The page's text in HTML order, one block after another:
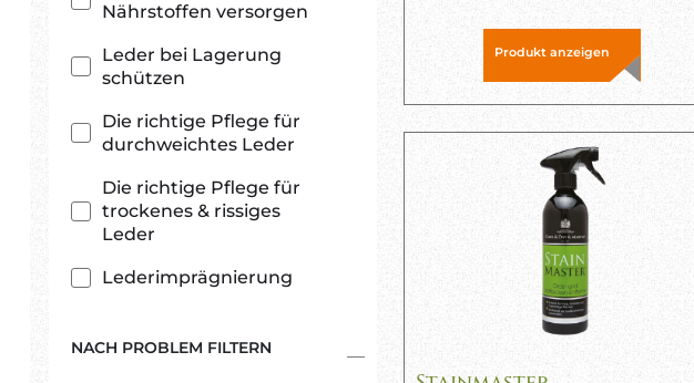
Nährstoffen versorgen
Leder bei Lagerung
schützen
Die richtige Pflege für
durchweichtes Leder
Die richtige Pflege für
trockenes & rissiges
Leder
Lederimprägnierung
NACH PROBLEM FILTERN
Produkt anzeigen